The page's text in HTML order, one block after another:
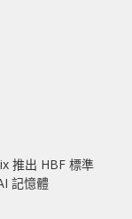
推出 HBF 標準
記憶體